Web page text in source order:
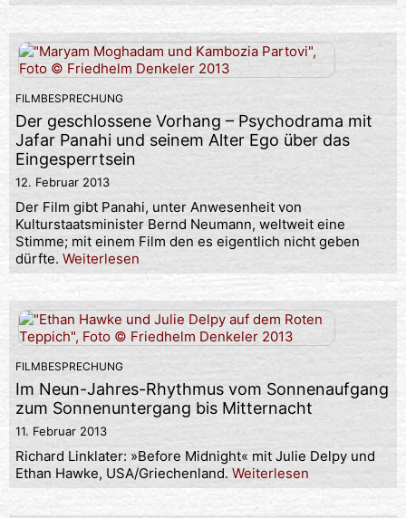
FILMBESPRECHUNG
Der geschlossene Vorhang – Psychodrama mit
Jafar Panahi und seinem Alter Ego über das
Eingesperrtsein
12. Februar 2013
Der Film gibt Panahi, unter Anwesenheit von
Kulturstaatsminister Bernd Neumann, weltweit eine
Stimme; mit einem Film den es eigentlich nicht geben
dürfte. Weiterlesen
FILMBESPRECHUNG
Im Neun-Jahres-Rhythmus vom Sonnenaufgang
zum Sonnenuntergang bis Mitternacht
11. Februar 2013
Richard Linklater: »Before Midnight« mit Julie Delpy und
Ethan Hawke, USA/Griechenland. Weiterlesen